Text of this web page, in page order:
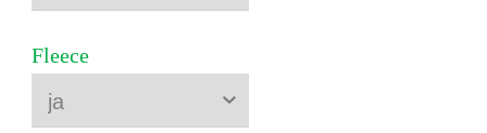
Fleece